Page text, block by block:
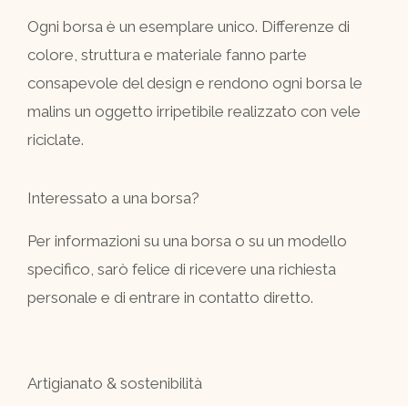
Ogni borsa è un esemplare unico. Differenze di
colore, struttura e materiale fanno parte
consapevole del design e rendono ogni borsa le
malins un oggetto irripetibile realizzato con vele
riciclate.
Interessato a una borsa?
Per informazioni su una borsa o su un modello
specifico, sarò felice di ricevere una richiesta
personale e di entrare in contatto diretto.
Artigianato & sostenibilità